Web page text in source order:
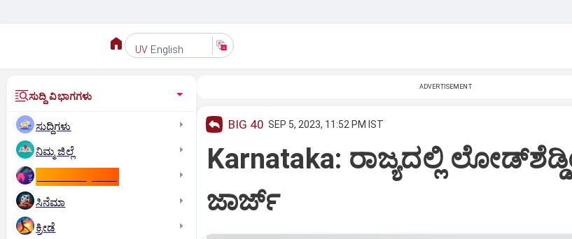
UV English
ಸುದ್ದಿ ವಿಭಾಗಗಳು
ಸುದ್ದಿಗಳು
ನಿಮ್ಮ ಜಿಲ್ಲೆ
ಸಿನೆಮಾ
ಕ್ರೀಡೆ
ADVERTISEMENT
BIG 40 SEP 5, 2023, 11:52 PM IST
Karnataka: ರಾಜ್ಯದಲ್ಲಿ
ಜಾರ್ಜ್‌